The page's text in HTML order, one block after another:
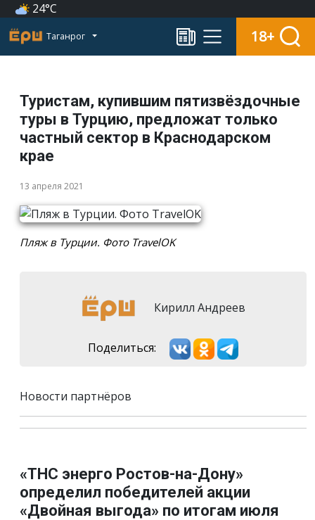
24°C
Таганрог 18+
Туристам, купившим пятизвёздочные
туры в Турцию, предложат только
частный сектор в Краснодарском
крае
13 апреля 2021
Пляж в Турции. Фото TravelOK
Кирилл Андреев
Поделиться:
Новости партнёров
«ТНС энерго Ростов-на-Дону»
определил победителей акции
«Двойная выгода» по итогам июля